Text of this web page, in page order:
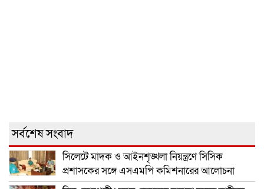
সর্বশেষ সংবাদ
সিলেটে মাদক ও আইনশৃঙ্খলা নিয়ন্ত্রণে সিসিক
প্রশাসকের সঙ্গে এসএমপি কমিশনারের আলোচনা